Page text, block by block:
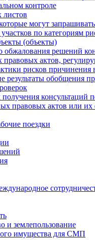
контроле
могут
по категориям
(объекты)
обжалования решений
актов,
рисков причинения
результаты обобщения
консультаций
правовых актов или их
поездки
и землепользование
имущества для СМП